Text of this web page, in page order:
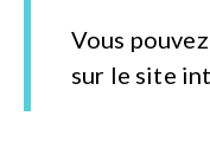
Vous
sur le site